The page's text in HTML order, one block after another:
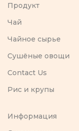
Продукт
Чай
Чайное сырье
Сушёные овощи
Contact Us
Рис и крупы
Информация